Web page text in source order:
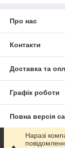
Про нас
Контакти
Доставка та
Графік роботи
Повна версія
Сайт створено
Наразі